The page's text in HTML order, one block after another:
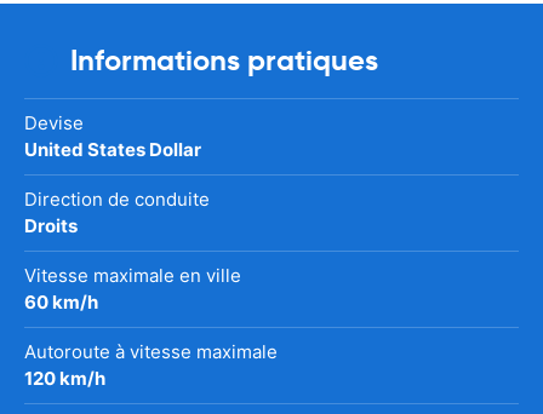
Informations pratiques
Devise
United States Dollar
Direction de conduite
Droits
Vitesse maximale en ville
60 km/h
Autoroute à vitesse maximale
120 km/h